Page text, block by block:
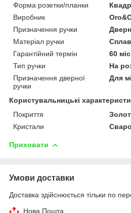
Форма розетки/планки
Виробник
Призначення ручки
Матеріал ручки
Гарантійний термін
60 міс
Тип ручки
На
Призначення дверної
ручки
Для
Користувальницькі
Покриття
Кристали
Приховати
Умови доставки
Доставка здійснюється тільки по
Нова Пошта